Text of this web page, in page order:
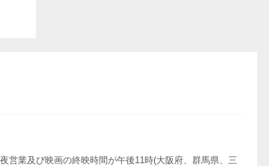
営業及び映画の終映時間が午後11時(大阪府、群馬県、三